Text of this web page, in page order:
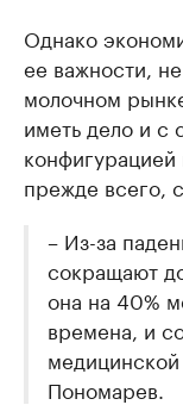
Однако
ее важности,
молочном
иметь дело и с
конфигурацией
прежде всего,
– Из-за
сокращают
она на 40%
времена, и
Пономарев.